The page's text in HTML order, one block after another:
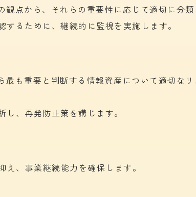
観点から、 それらの 重要性に応じて適切に分
する ために、継続的に監視を 実施します。
最も 重要と 判断する 情報資産について適切な
し、 再発防止策を講じます。
え、 事業継続能力を確保します。